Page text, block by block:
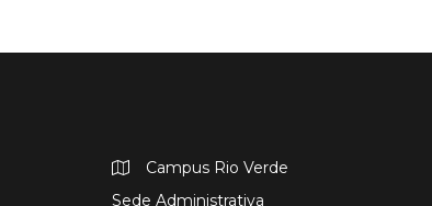
Campus Rio Verde
Sede Administrativa